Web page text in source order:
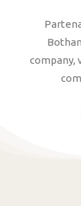
company,